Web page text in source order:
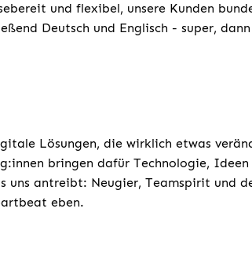
und flexibel, unsere Kunden
Deutsch und Englisch - super,
Lösungen, die wirklich etwas
bringen dafür Technologie,
uns antreibt: Neugier, Teamspirit und
eben.